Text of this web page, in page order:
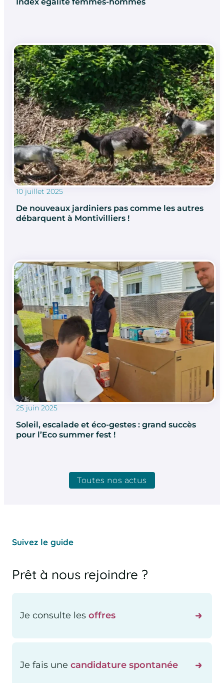
10 juillet 2025
De nouveaux jardiniers pas comme les autres
débarquent à Montivilliers !
25 juin 2025
Soleil, escalade et éco-gestes : grand succès
pour l’Eco summer fest !
Toutes nos actus
Prêt à nous rejoindre ?
Suivez le guide
Je consulte les offres
Je fais une candidature spontanée